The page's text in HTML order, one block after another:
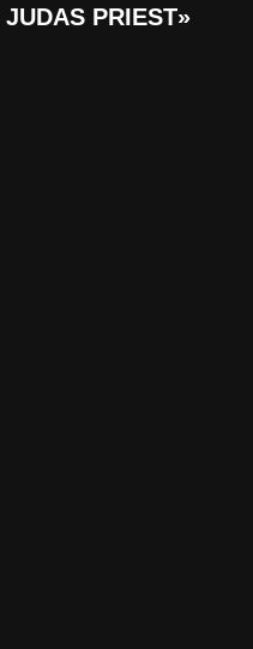
PRIEST»